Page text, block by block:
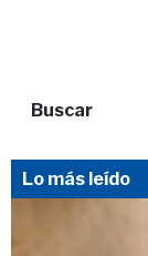
Buscar
Lo más leído